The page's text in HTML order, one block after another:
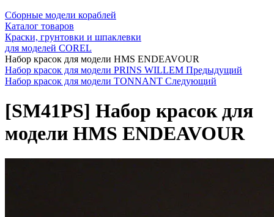
Сборные модели кораблей
Каталог товаров
Краски, грунтовки и шпаклевки
для моделей COREL
Набор красок для модели HMS ENDEAVOUR
Набор красок для модели PRINS WILLEM Предыдущий
Набор красок для модели TONNANT Следующий
[SM41PS] Набор красок для
модели HMS ENDEAVOUR